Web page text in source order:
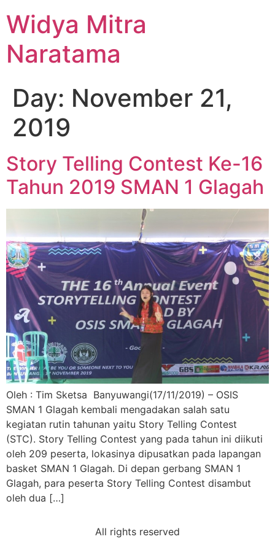
Widya Mitra
Naratama
Day: November 21,
2019
Story Telling Contest Ke-16
Tahun 2019 SMAN 1 Glagah
Oleh : Tim Sketsa Banyuwangi(17/11/2019) – OSIS
SMAN 1 Glagah kembali mengadakan salah satu
kegiatan rutin tahunan yaitu Story Telling Contest
(STC). Story Telling Contest yang pada tahun ini diikuti
oleh 209 peserta, lokasinya dipusatkan pada lapangan
basket SMAN 1 Glagah. Di depan gerbang SMAN 1
Glagah, para peserta Story Telling Contest disambut
oleh dua […]
All rights reserved